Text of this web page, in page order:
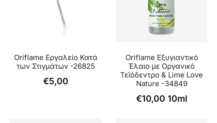
Oriflame Εργαλείο Κατά
των Στιγμάτων -26825
€5,00
Oriflame Εξυγιαντικό
Έλαιο με Οργανικό
Τεϊόδεντρο & Lime Love
Nature -34849
€10,00 10ml